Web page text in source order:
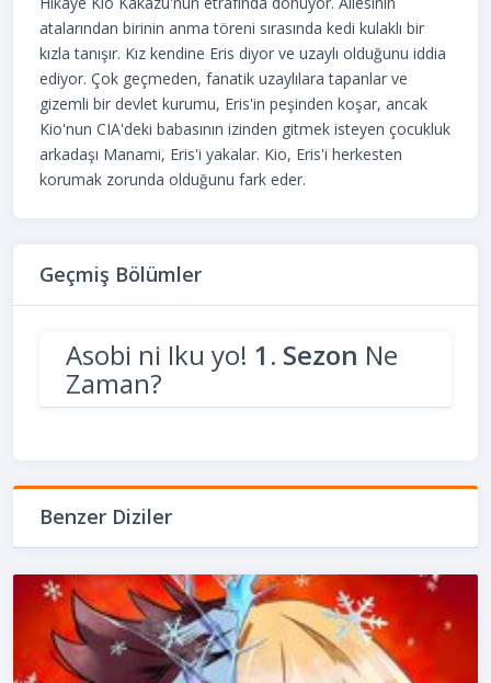
atalarından birinin anma töreni sırasında kedi kulaklı bir
kızla tanışır. Kız kendine Eris diyor ve uzaylı olduğunu iddia
ediyor. Çok geçmeden, fanatik uzaylılara tapanlar ve
gizemli bir devlet kurumu, Eris'in peşinden koşar, ancak
Kio'nun CIA'deki babasının izinden gitmek isteyen çocukluk
arkadaşı Manami, Eris'i yakalar. Kio, Eris'i herkesten
korumak zorunda olduğunu fark eder.
Geçmiş Bölümler
Asobi ni Iku yo! 1. Sezon Ne
Zaman?
Benzer Diziler